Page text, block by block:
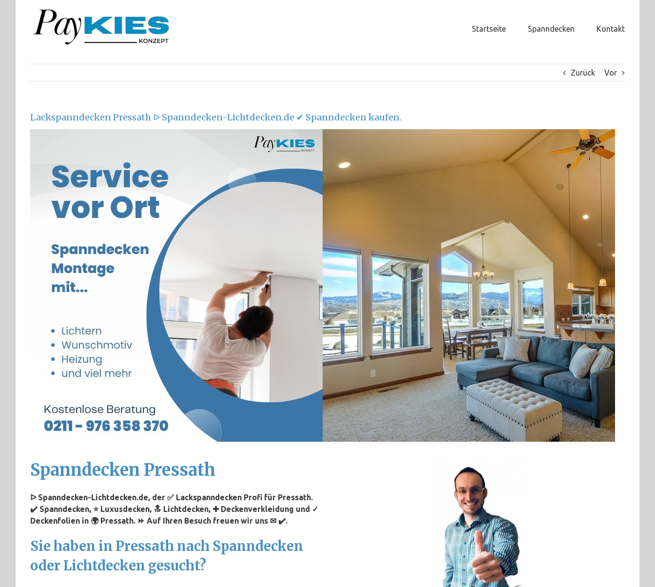
Startseite Spanndecken Kontakt
Zurück Vor
Lackspanndecken Pressath ᐅ Spanndecken-Lichtdecken.de ✔ Spanndecken kaufen.
Spanndecken Pressath
ᐅ Spanndecken-Lichtdecken.de, der ✅ Lackspanndecken Profi für Pressath.
✔️ Spanndecken, ⭐ Luxusdecken, 🔝 Lichtdecken, ✚ Deckenverkleidung und ✓
Deckenfolien in 🌍 Pressath. ⏩ Auf Ihren Besuch freuen wir uns ✉ ✔️.
Sie haben in Pressath nach Spanndecken
oder Lichtdecken gesucht?